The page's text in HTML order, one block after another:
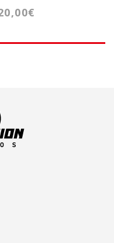
BXE, BKC